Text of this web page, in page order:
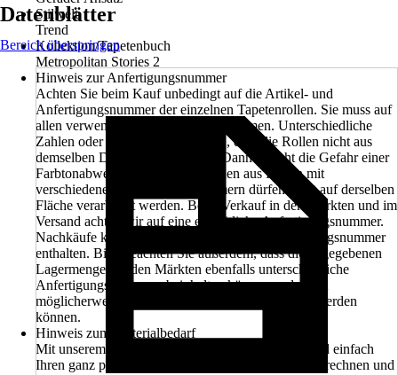
Stilwelt
Trend
Kollektion/Tapetenbuch
Metropolitan Stories 2
Hinweis zur Anfertigungsnummer
Achten Sie beim Kauf unbedingt auf die Artikel- und
Anfertigungsnummer der einzelnen Tapetenrollen. Sie muss auf
allen verwendeten Rollen übereinstimmen. Unterschiedliche
Zahlen oder Buchstaben bedeuten, dass die Rollen nicht aus
demselben Druckgang kommen. Dann besteht die Gefahr einer
Farbtonabweichung. Tapetenbahnen aus Rollen mit
verschiedenen Anfertigungsnummern dürfen nicht auf derselben
Fläche verarbeitet werden. Beim Verkauf in den Märkten und im
Versand achten wir auf eine einheitliche Anfertigungsnummer.
Nachkäufe können eine unterschiedliche Anfertigungsnummer
enthalten. Bitte beachten Sie außerdem, dass die angegebenen
Lagermengen in den Märkten ebenfalls unterschiedliche
Anfertigungsnummern beinhalten können und somit
möglicherweise nicht in einem Projekt verarbeitet werden
können.
Hinweis zum Materialbedarf
Mit unserem Tapetenrechner können Sie schnell und einfach
Ihren ganz persönlichen Bedarf an Tapetenrollen berechnen und
Datenblätter
Bereich überspringen